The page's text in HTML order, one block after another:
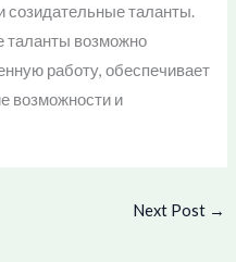
созидательные таланты.
таланты возможно
работу, обеспечивает
возможности и
Next Post →